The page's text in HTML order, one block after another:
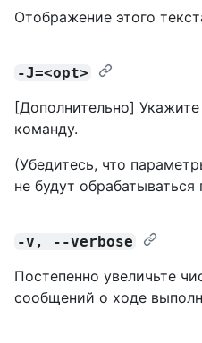
Отображение этого
-J=<opt>
[Дополнительно]
команду.
(Убедитесь, что
не будут обрабатываться
-v, --verbose
Постепенно увеличьте
сообщений о ходе